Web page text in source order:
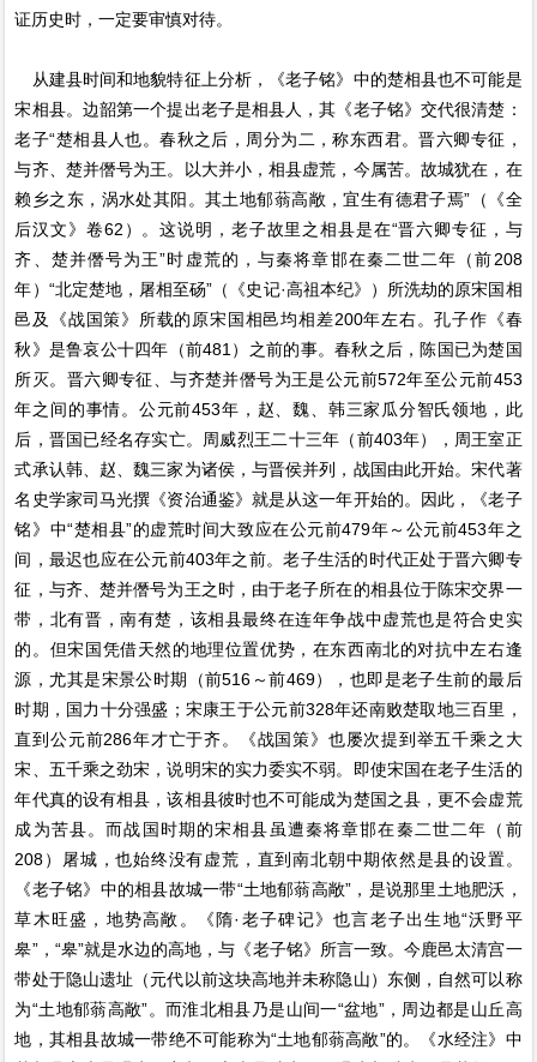
证历史时，一定要审慎对待。
从建县时间和地貌特征上分析，《老子铭》中的楚相县也不可能是
宋相县。边韶第一个提出老子是相县人，其《老子铭》交代很清楚：
老子“楚相县人也。春秋之后，周分为二，称东西君。晋六卿专征，
与齐、楚并僭号为王。以大并小，相县虚荒，今属苦。故城犹在，在
赖乡之东，涡水处其阳。其土地郁蓊高敞，宜生有德君子焉”（《全
后汉文》卷62）。这说明，老子故里之相县是在“晋六卿专征，与
齐、楚并僭号为王”时虚荒的，与秦将章邯在秦二世二年（前208
年）“北定楚地，屠相至砀”（《史记·高祖本纪》）所洗劫的原宋国相
邑及《战国策》所载的原宋国相邑均相差200年左右。孔子作《春
秋》是鲁哀公十四年（前481）之前的事。春秋之后，陈国已为楚国
所灭。晋六卿专征、与齐楚并僭号为王是公元前572年至公元前453
年之间的事情。公元前453年，赵、魏、韩三家瓜分智氏领地，此
后，晋国已经名存实亡。周威烈王二十三年（前403年），周王室正
式承认韩、赵、魏三家为诸侯，与晋侯并列，战国由此开始。宋代著
名史学家司马光撰《资治通鉴》就是从这一年开始的。因此，《老子
铭》中“楚相县”的虚荒时间大致应在公元前479年～公元前453年之
间，最迟也应在公元前403年之前。老子生活的时代正处于晋六卿专
征，与齐、楚并僭号为王之时，由于老子所在的相县位于陈宋交界一
带，北有晋，南有楚，该相县最终在连年争战中虚荒也是符合史实
的。但宋国凭借天然的地理位置优势，在东西南北的对抗中左右逢
源，尤其是宋景公时期（前516～前469），也即是老子生前的最后
时期，国力十分强盛；宋康王于公元前328年还南败楚取地三百里，
直到公元前286年才亡于齐。《战国策》也屡次提到举五千乘之大
宋、五千乘之劲宋，说明宋的实力委实不弱。即使宋国在老子生活的
年代真的设有相县，该相县彼时也不可能成为楚国之县，更不会虚荒
成为苦县。而战国时期的宋相县虽遭秦将章邯在秦二世二年（前
208）屠城，也始终没有虚荒，直到南北朝中期依然是县的设置。
《老子铭》中的相县故城一带“土地郁蓊高敞”，是说那里土地肥沃，
草木旺盛，地势高敞。《隋·老子碑记》也言老子出生地“沃野平
皋”，“皋”就是水边的高地，与《老子铭》所言一致。今鹿邑太清宫一
带处于隐山遗址（元代以前这块高地并未称隐山）东侧，自然可以称
为“土地郁蓊高敞”。而淮北相县乃是山间一“盆地”，周边都是山丘高
地，其相县故城一带绝不可能称为“土地郁蓊高敞”的。《水经注》中